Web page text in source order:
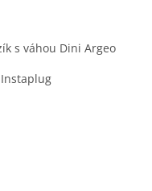
s váhou Dini Argeo